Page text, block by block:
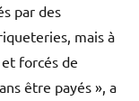
par des
mais à
forcés de
être payés », a